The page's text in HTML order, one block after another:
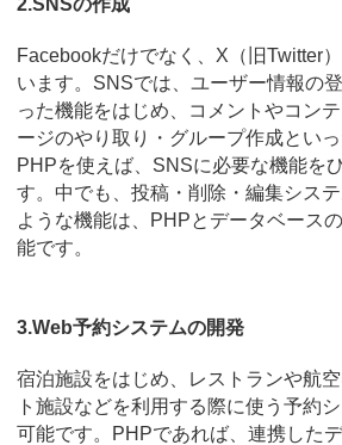
Facebookだけでなく、X（旧Twitter
います。SNSでは、ユーザー情報の
った機能をはじめ、コメントやコン
ージのやり取り・グループ作成といっ
PHPを使えば、SNSに必要な機能を
す。中でも、投稿・削除・編集シス
ような機能は、PHPとデータベース
能です。
3.Web予約システムの開発
宿泊施設をはじめ、レストランや航
ト施設などを利用する際に使う予約
可能です。PHPであれば、連携した